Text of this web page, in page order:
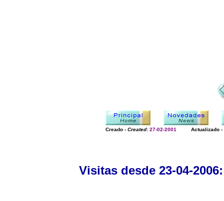
Creado - Created: 27-02-2001 Actualizado -
Visitas desde 23-04-2006: